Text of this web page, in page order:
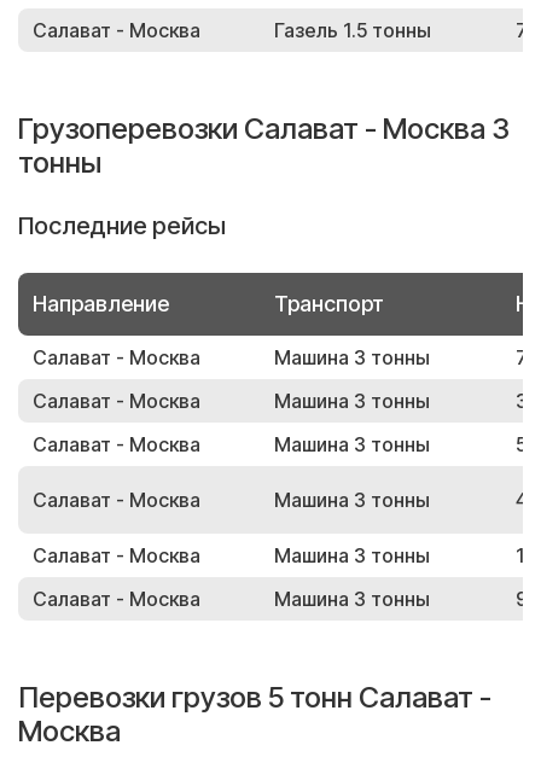
Салават - Москва
Газель 1.5 тонны
Грузоперевозки Салават - Москва 3
тонны
Последние рейсы
Направление Транспорт
Салават - Москва Машина 3 тонны
Салават - Москва
Машина 3 тонны
Салават - Москва
Машина 3 тонны
Салават - Москва Машина 3 тонны
Салават - Москва Машина 3 тонны
Салават - Москва
Машина 3 тонны
Перевозки грузов 5 тонн Салават -
Москва